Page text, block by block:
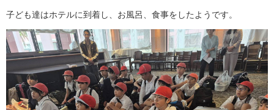
子ども達はホテルに到着し、お風呂、食事をしたようです。